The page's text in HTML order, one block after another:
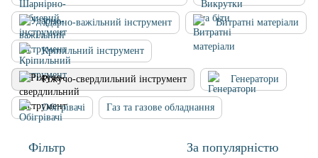
Ударно-важільний інструмент Витратні матеріали
Кріпильний інструмент
Ріжучо-свердлильний інструмент Генератори
Обігрівачі Газ та газове обладнання
Фільтр За популярністю